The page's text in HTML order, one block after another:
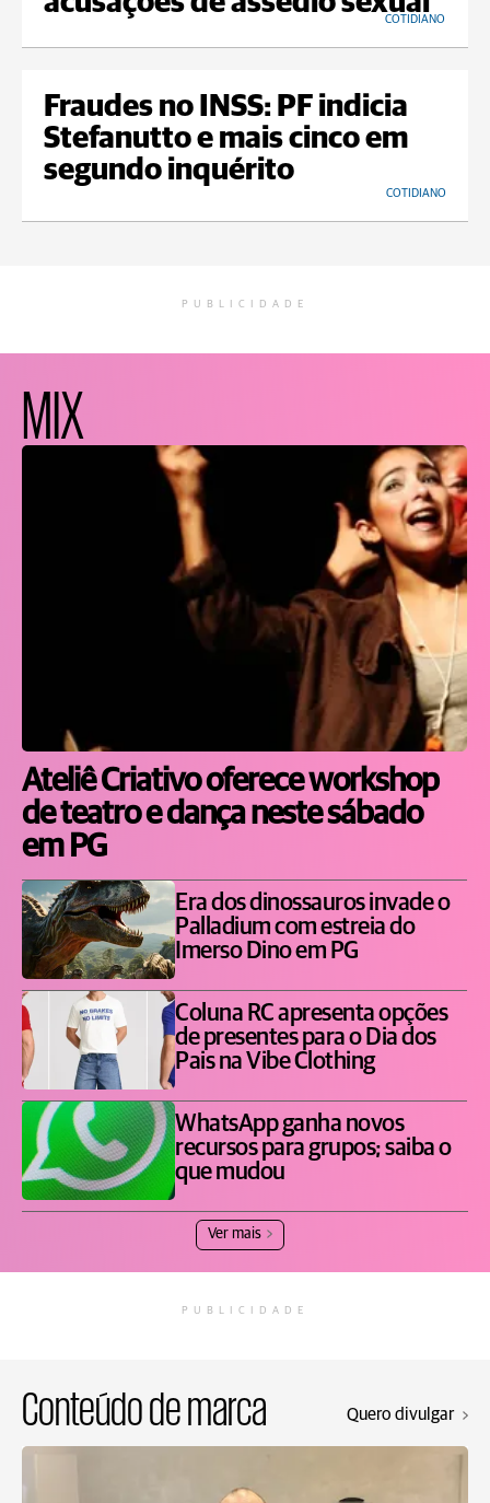
COTIDIANO
Fraudes no INSS: PF indicia
Stefanutto e mais cinco em
segundo inquérito
COTIDIANO
PUBLICIDADE
MIX
Ateliê Criativo oferece workshop
de teatro e dança neste sábado
em PG
Era dos dinossauros invade o
Palladium com estreia do
Imerso Dino em PG
Coluna RC apresenta opções
de presentes para o Dia dos
Pais na Vibe Clothing
WhatsApp ganha novos
recursos para grupos; saiba o
que mudou
Ver mais
PUBLICIDADE
Conteúdo de marca Quero divulgar